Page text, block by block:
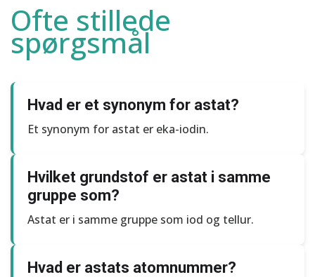
Ofte stillede
spørgsmål
Hvad er et synonym for astat?
Et synonym for astat er eka-iodin.
Hvilket grundstof er astat i samme
gruppe som?
Astat er i samme gruppe som iod og tellur.
Hvad er astats atomnummer?